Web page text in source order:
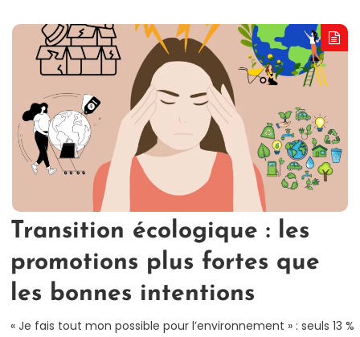
Transition écologique : les
promotions plus fortes que
les bonnes intentions
« Je fais tout mon possible pour l’environnement » : seuls 13 %